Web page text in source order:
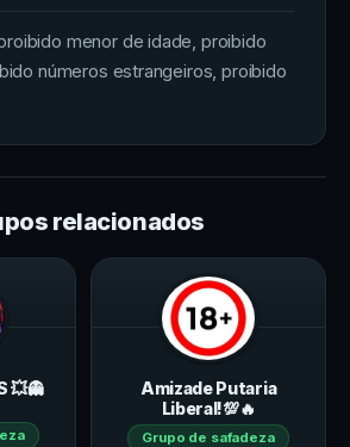
menor de idade, proibido
números estrangeiros, proibido
relacionados
💥👻
Amizade Putaria
Liberal!💯🔥
Grupo de safadeza